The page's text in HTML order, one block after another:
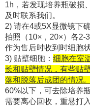
1h，若发现培养瓶破损
及时联系我们。
2) 请在4或5X显微镜下
拍照（10×，20×）各2-
作为售后时收到时细胞
3) 贴壁细胞： 细胞在室
长和贴壁情况，有些贴
落和脱落后成团的情况。
60%以下，可去除培养
需要离心回收，重悬打